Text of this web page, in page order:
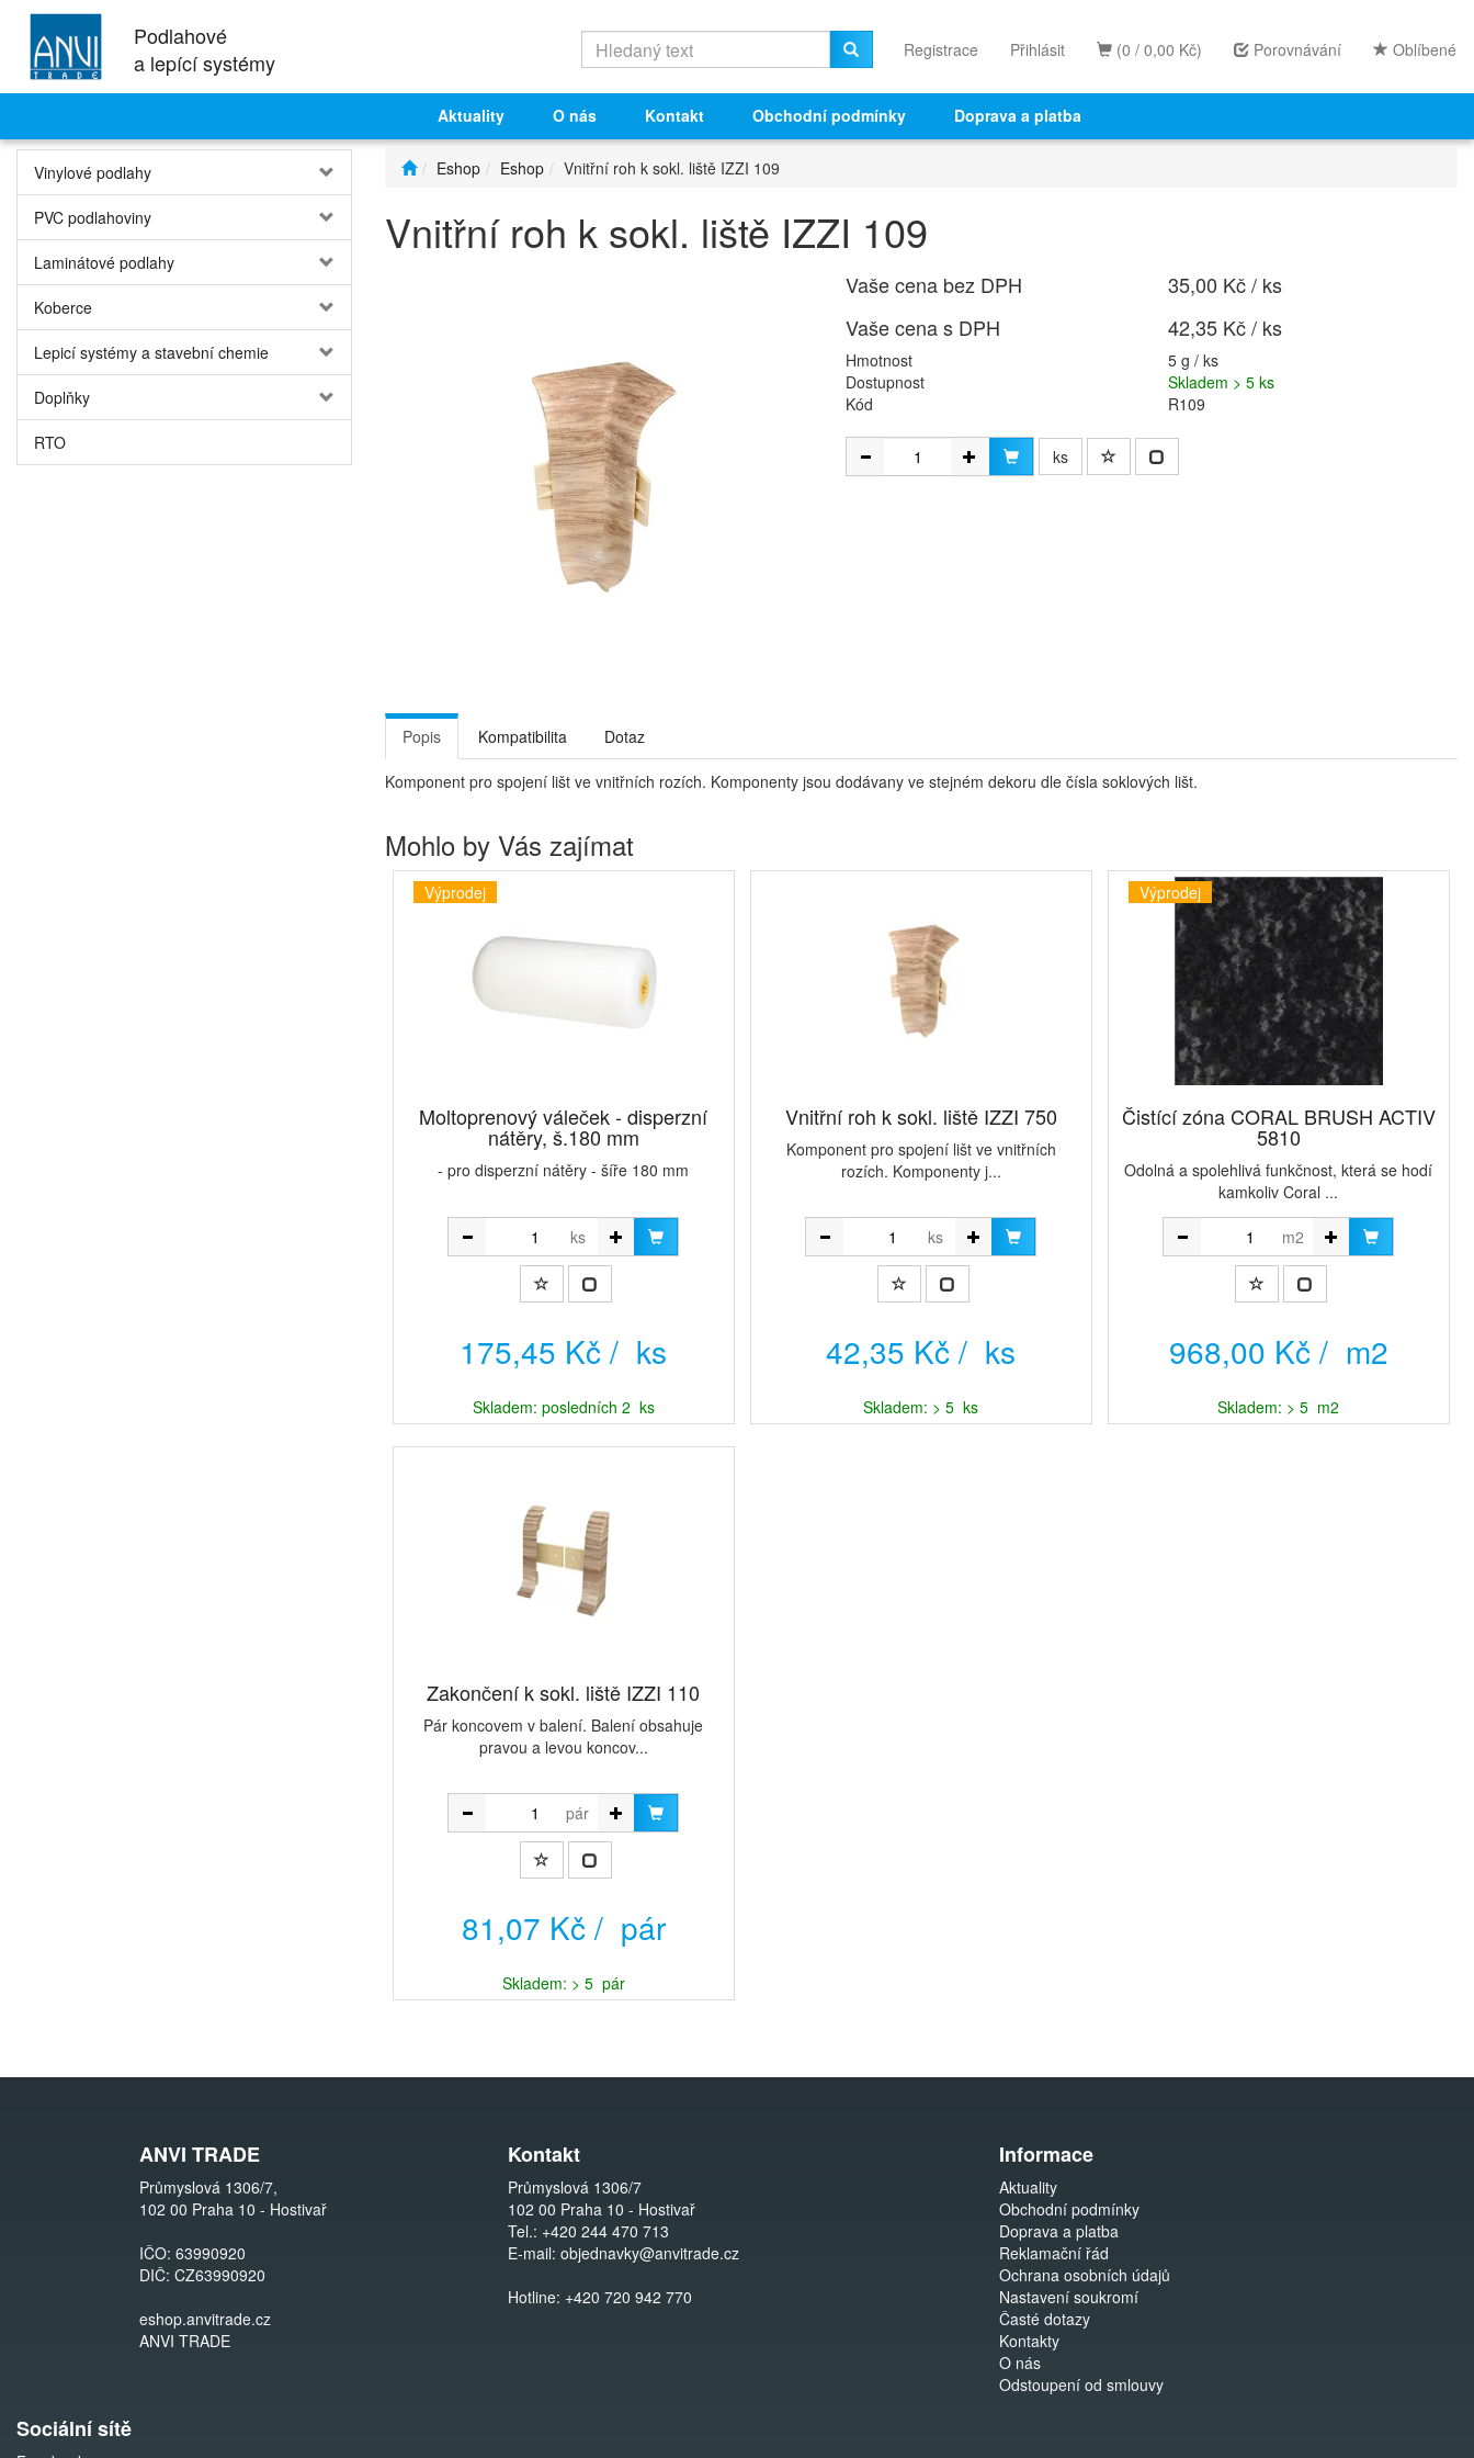
Podlahové
a lepící systémy
(0 / 0,00 Kč) Porovnávání Oblíbené
Registrace Přihlásit
Aktuality O nás Kontakt Obchodní podmínky Doprava a platba
Vinylové podlahy
PVC podlahoviny
Laminátové podlahy
Koberce
Lepicí systémy a stavební chemie
Doplňky
RTO
Eshop Eshop Vnitřní roh k sokl. liště IZZI 109
Vnitřní roh k sokl. liště IZZI 109
Vaše cena bez DPH
35,00 Kč / ks
Vaše cena s DPH
42,35 Kč / ks
Hmotnost
5 g / ks
Dostupnost
Skladem > 5 ks
Kód
R109
ks
Popis Kompatibilita Dotaz
Komponent pro spojení lišt ve vnitřních rozích. Komponenty jsou dodávany ve stejném dekoru dle čísla soklových lišt.
Mohlo by Vás zajímat
Výprodej
Moltoprenový váleček - disperzní
nátěry, š.180 mm
- pro disperzní nátěry - šíře 180 mm
ks
175,45 Kč / ks
Skladem: posledních 2 ks
Vnitřní roh k sokl. liště IZZI 750
Komponent pro spojení lišt ve vnitřních
rozích. Komponenty j...
ks
42,35 Kč / ks
Skladem: > 5 ks
Výprodej
Čistící zóna CORAL BRUSH ACTIV
5810
Odolná a spolehlivá funkčnost, která se hodí
kamkoliv Coral ...
m2
968,00 Kč / m2
Skladem: > 5 m2
Zakončení k sokl. liště IZZI 110
Pár koncovem v balení. Balení obsahuje
pravou a levou koncov...
pár
81,07 Kč / pár
Skladem: > 5 pár
ANVI TRADE
Průmyslová 1306/7,
102 00 Praha 10 - Hostivař
IČO: 63990920
DIČ: CZ63990920
eshop.anvitrade.cz
ANVI TRADE
Kontakt
Průmyslová 1306/7
102 00 Praha 10 - Hostivař
Tel.: +420 244 470 713
E-mail: objednavky@anvitrade.cz
Hotline: +420 720 942 770
Informace
Aktuality
Obchodní podmínky
Doprava a platba
Reklamační řád
Ochrana osobních údajů
Nastavení soukromí
Časté dotazy
Kontakty
O nás
Odstoupení od smlouvy
Sociální sítě